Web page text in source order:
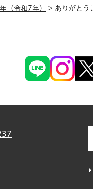
（令和7年） > ありがとう